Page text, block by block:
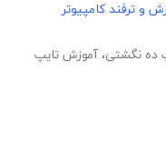
و ترفند کامپیوتر
ده‌ نگشتی، آموزش تایپ